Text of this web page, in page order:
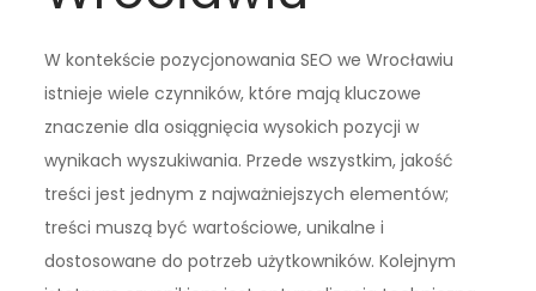
W kontekście pozycjonowania SEO we Wrocławiu
istnieje wiele czynników, które mają kluczowe
znaczenie dla osiągnięcia wysokich pozycji w
wynikach wyszukiwania. Przede wszystkim, jakość
treści jest jednym z najważniejszych elementów;
treści muszą być wartościowe, unikalne i
dostosowane do potrzeb użytkowników. Kolejnym